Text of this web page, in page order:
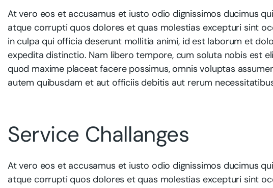
At vero eos et accusamus et iusto odio dignissimos ducimus
atque corrupti quos dolores et quas molestias excepturi sint
in culpa qui officia deserunt mollitia animi, id est laborum et
expedita distinctio. Nam libero tempore, cum soluta nobis est
quod maxime placeat facere possimus, omnis voluptas
autem quibusdam et aut officiis debitis aut rerum
Service Challanges
At vero eos et accusamus et iusto odio dignissimos ducimus
atque corrupti quos dolores et quas molestias excepturi sint